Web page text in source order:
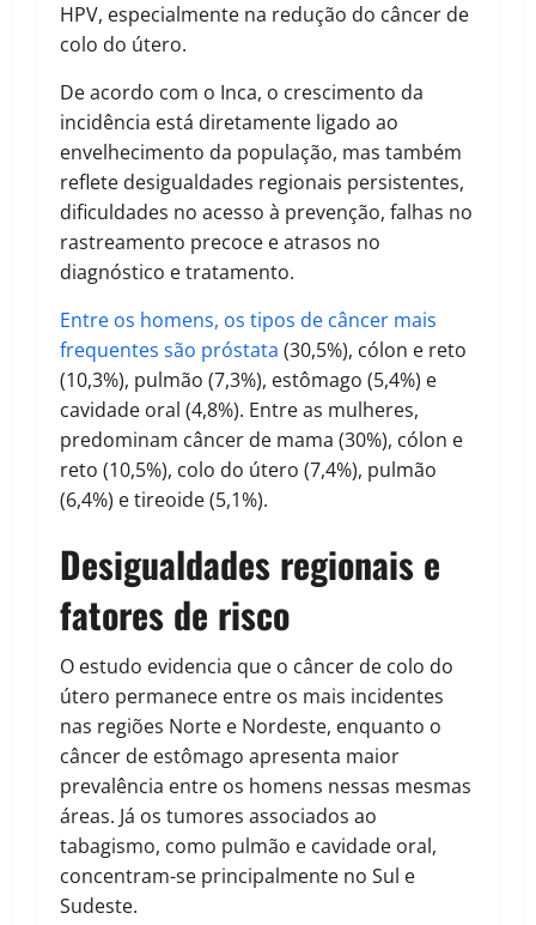
HPV, especialmente na redução do câncer de
colo do útero.
De acordo com o Inca, o crescimento da
incidência está diretamente ligado ao
envelhecimento da população, mas também
reflete desigualdades regionais persistentes,
dificuldades no acesso à prevenção, falhas no
rastreamento precoce e atrasos no
diagnóstico e tratamento.
Entre os homens, os tipos de câncer mais
frequentes são próstata (30,5%), cólon e reto
(10,3%), pulmão (7,3%), estômago (5,4%) e
cavidade oral (4,8%). Entre as mulheres,
predominam câncer de mama (30%), cólon e
reto (10,5%), colo do útero (7,4%), pulmão
(6,4%) e tireoide (5,1%).
Desigualdades regionais e
fatores de risco
O estudo evidencia que o câncer de colo do
útero permanece entre os mais incidentes
nas regiões Norte e Nordeste, enquanto o
câncer de estômago apresenta maior
prevalência entre os homens nessas mesmas
áreas. Já os tumores associados ao
tabagismo, como pulmão e cavidade oral,
concentram-se principalmente no Sul e
Sudeste.